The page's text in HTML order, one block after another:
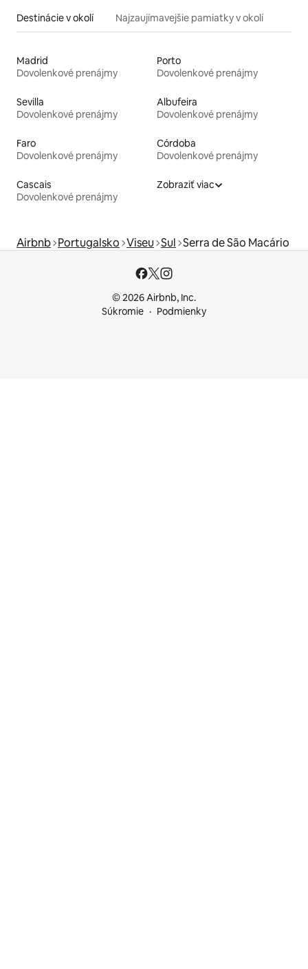
Destinácie v okolí Najzaujímavejšie pamiatky v okolí
Madrid
Dovolenkové prenájmy
Porto
Dovolenkové prenájmy
Sevilla
Dovolenkové prenájmy
Albufeira
Dovolenkové prenájmy
Faro
Dovolenkové prenájmy
Córdoba
Dovolenkové prenájmy
Cascais
Dovolenkové prenájmy
Zobraziť viac
Airbnb Portugalsko Viseu Sul Serra de São Macário
© 2026 Airbnb, Inc.
Súkromie
Podmienky